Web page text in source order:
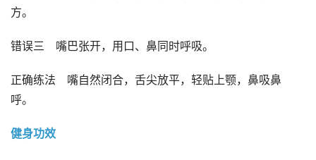
方。
错误三 嘴巴张开，用口、鼻同时呼吸。
正确练法 嘴自然闭合，舌尖放平，轻贴上颚，鼻吸鼻
呼。
健身功效